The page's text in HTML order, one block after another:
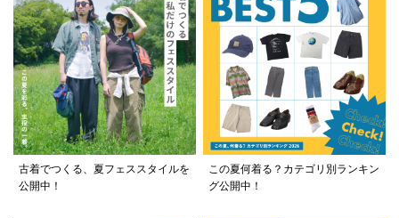
古着でつくる、夏フェススタイルを
公開中！
この夏何着る？カテゴリ別ランキン
グ公開中！